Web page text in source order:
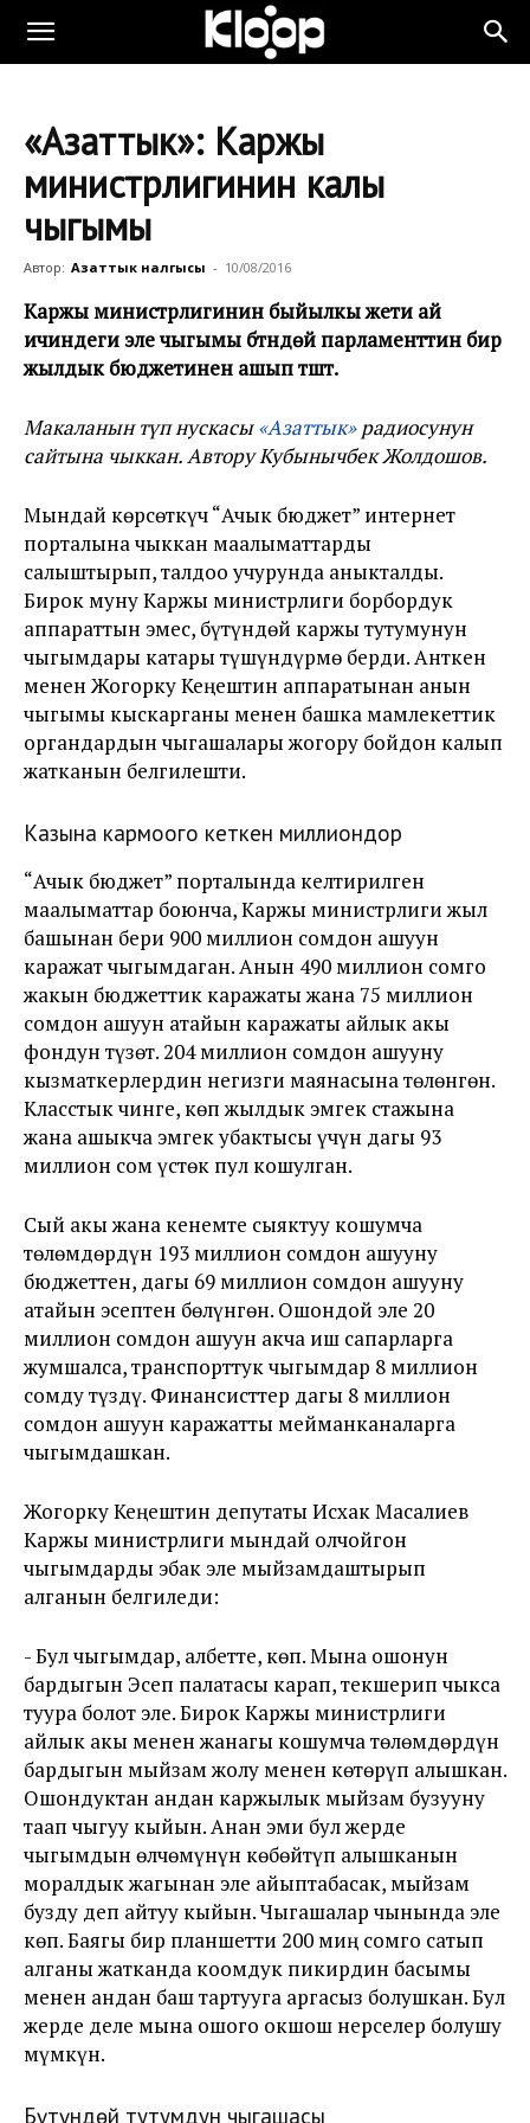
«Азаттык»: Каржы
министрлигинин калың
чыгымы
Автор: Азаттык үналгысы - 10/08/2016
Каржы министрлигинин быйылкы жети ай
ичиндеги эле чыгымы бүтүндөй парламенттин бир
жылдык бюджетинен ашып түштү.
Макаланын түп нускасы«Азаттык»радиосунун
сайтына чыккан. Автору Кубынычбек Жолдошов.
Мындай көрсөткүч “Ачык бюджет” интернет
порталына чыккан маалыматтарды
салыштырып, талдоо учурунда аныкталды.
Бирок муну Каржы министрлиги борбордук
аппараттын эмес, бүтүндөй каржы тутумунун
чыгымдары катары түшүндүрмө берди. Анткен
менен Жогорку Кеңештин аппаратынан анын
чыгымы кыскарганы менен башка мамлекеттик
органдардын чыгашалары жогору бойдон калып
жатканын белгилешти.
Казына кармоого кеткен миллиондор
“Ачык бюджет” порталында келтирилген
маалыматтар боюнча, Каржы министрлиги жыл
башынан бери 900 миллион сомдон ашуун
каражат чыгымдаган. Анын 490 миллион сомго
жакын бюджеттик каражаты жана 75 миллион
сомдон ашуун атайын каражаты айлык акы
фондун түзөт. 204 миллион сомдон ашууну
кызматкерлердин негизги маянасына төлөнгөн.
Класстык чинге, көп жылдык эмгек стажына
жана ашыкча эмгек убактысы үчүн дагы 93
миллион сом үстөк пул кошулган.
Сый акы жана кенемте сыяктуу кошумча
төлөмдөрдүн 193 миллион сомдон ашууну
бюджеттен, дагы 69 миллион сомдон ашууну
атайын эсептен бөлүнгөн. Ошондой эле 20
миллион сомдон ашуун акча иш сапарларга
жумшалса, транспорттук чыгымдар 8 миллион
сомду түздү. Финансисттер дагы 8 миллион
сомдон ашуун каражатты мейманканаларга
чыгымдашкан.
Жогорку Кеңештин депутаты Исхак Масалиев
Каржы министрлиги мындай олчойгон
чыгымдарды эбак эле мыйзамдаштырып
алганын белгиледи:
- Бул чыгымдар, албетте, көп. Мына ошонун
бардыгын Эсеп палатасы карап, текшерип чыкса
туура болот эле. Бирок Каржы министрлиги
айлык акы менен жанагы кошумча төлөмдөрдүн
бардыгын мыйзам жолу менен көтөрүп алышкан.
Ошондуктан андан каржылык мыйзам бузууну
таап чыгуу кыйын. Анан эми бул жерде
чыгымдын өлчөмүнүн көбөйтүп алышканын
моралдык жагынан эле айыптабасак, мыйзам
бузду деп айтуу кыйын. Чыгашалар чынында эле
көп. Баягы бир планшетти 200 миң сомго сатып
алганы жатканда коомдук пикирдин басымы
менен андан баш тартууга аргасыз болушкан. Бул
жерде деле мына ошого окшош нерселер болушу
мүмкүн.
Бүтүндөй тутумдун чыгашасы